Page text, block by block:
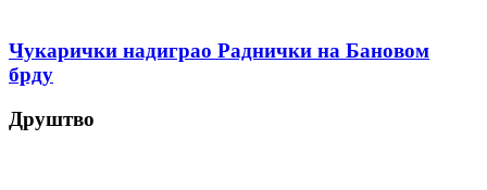
Чукарички надиграо Раднички на Бановом
брду
Друштво